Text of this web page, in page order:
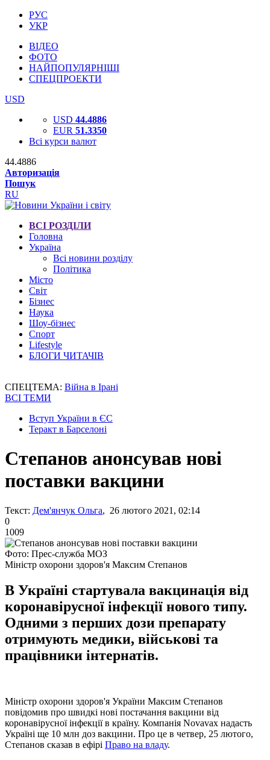
РУС
УКР
ВІДЕО
ФОТО
НАЙПОПУЛЯРНІШІ
СПЕЦПРОЕКТИ
USD
USD 44.4886
EUR 51.3350
Всі курси валют
44.4886
Авторизація
Пошук
RU
ВСІ РОЗДІЛИ
Головна
Україна
Всі новини розділу
Політика
Місто
Світ
Бізнес
Наука
Шоу-бізнес
Спорт
Lifestyle
БЛОГИ ЧИТАЧІВ
СПЕЦТЕМА: Війна в Ірані
ВСІ ТЕМИ
Вступ України в ЄС
Теракт в Барселоні
Степанов анонсував нові
поставки вакцини
Текст: Дем'янчук Ольга, 26 лютого 2021, 02:14
0
1009
Фото: Прес-служба МОЗ
Міністр охорони здоров'я Максим Степанов
В Україні стартувала вакцинація від
коронавірусної інфекції нового типу.
Одними з перших дози препарату
отримують медики, військові та
працівники інтернатів.
Міністр охорони здоров'я України Максим Степанов
повідомив про швидкі нові постачання вакцини від
коронавірусної інфекції в країну. Компанія Novavax надасть
Україні ще 10 млн доз вакцини. Про це в четвер, 25 лютого,
Степанов сказав в ефірі Право на владу.